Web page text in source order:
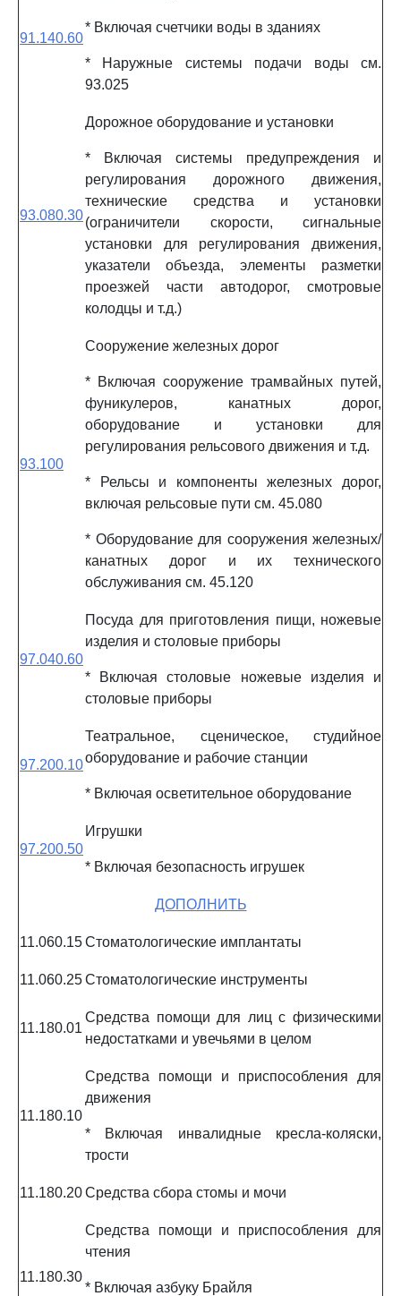
91.140.60
* Включая счетчики воды в зданиях
* Наружные системы подачи воды см.
93.025
93.080.30
Дорожное оборудование и установки
* Включая системы предупреждения и
регулирования дорожного движения,
технические средства и установки
(ограничители скорости, сигнальные
установки для регулирования движения,
указатели объезда, элементы разметки
проезжей части автодорог, смотровые
колодцы и т.д.)
93.100
Сооружение железных дорог
* Включая сооружение трамвайных путей,
фуникулеров, канатных дорог,
оборудование и установки для
регулирования рельсового движения и т.д.
* Рельсы и компоненты железных дорог,
включая рельсовые пути см. 45.080
* Оборудование для сооружения железных/
канатных дорог и их технического
обслуживания см. 45.120
97.040.60
Посуда для приготовления пищи, ножевые
изделия и столовые приборы
* Включая столовые ножевые изделия и
столовые приборы
97.200.10
Театральное, сценическое, студийное
оборудование и рабочие станции
* Включая осветительное оборудование
97.200.50
Игрушки
* Включая безопасность игрушек
ДОПОЛНИТЬ
11.060.15Стоматологические имплантаты
11.060.25Стоматологические инструменты
11.180.01
Средства помощи для лиц с физическими
недостатками и увечьями в целом
11.180.10
Средства помощи и приспособления для
движения
* Включая инвалидные кресла-коляски,
трости
11.180.20Средства сбора стомы и мочи
11.180.30
Средства помощи и приспособления для
чтения
* Включая азбуку Брайля